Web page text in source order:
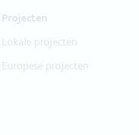
Projecten
Lokale projecten
Europese projecten